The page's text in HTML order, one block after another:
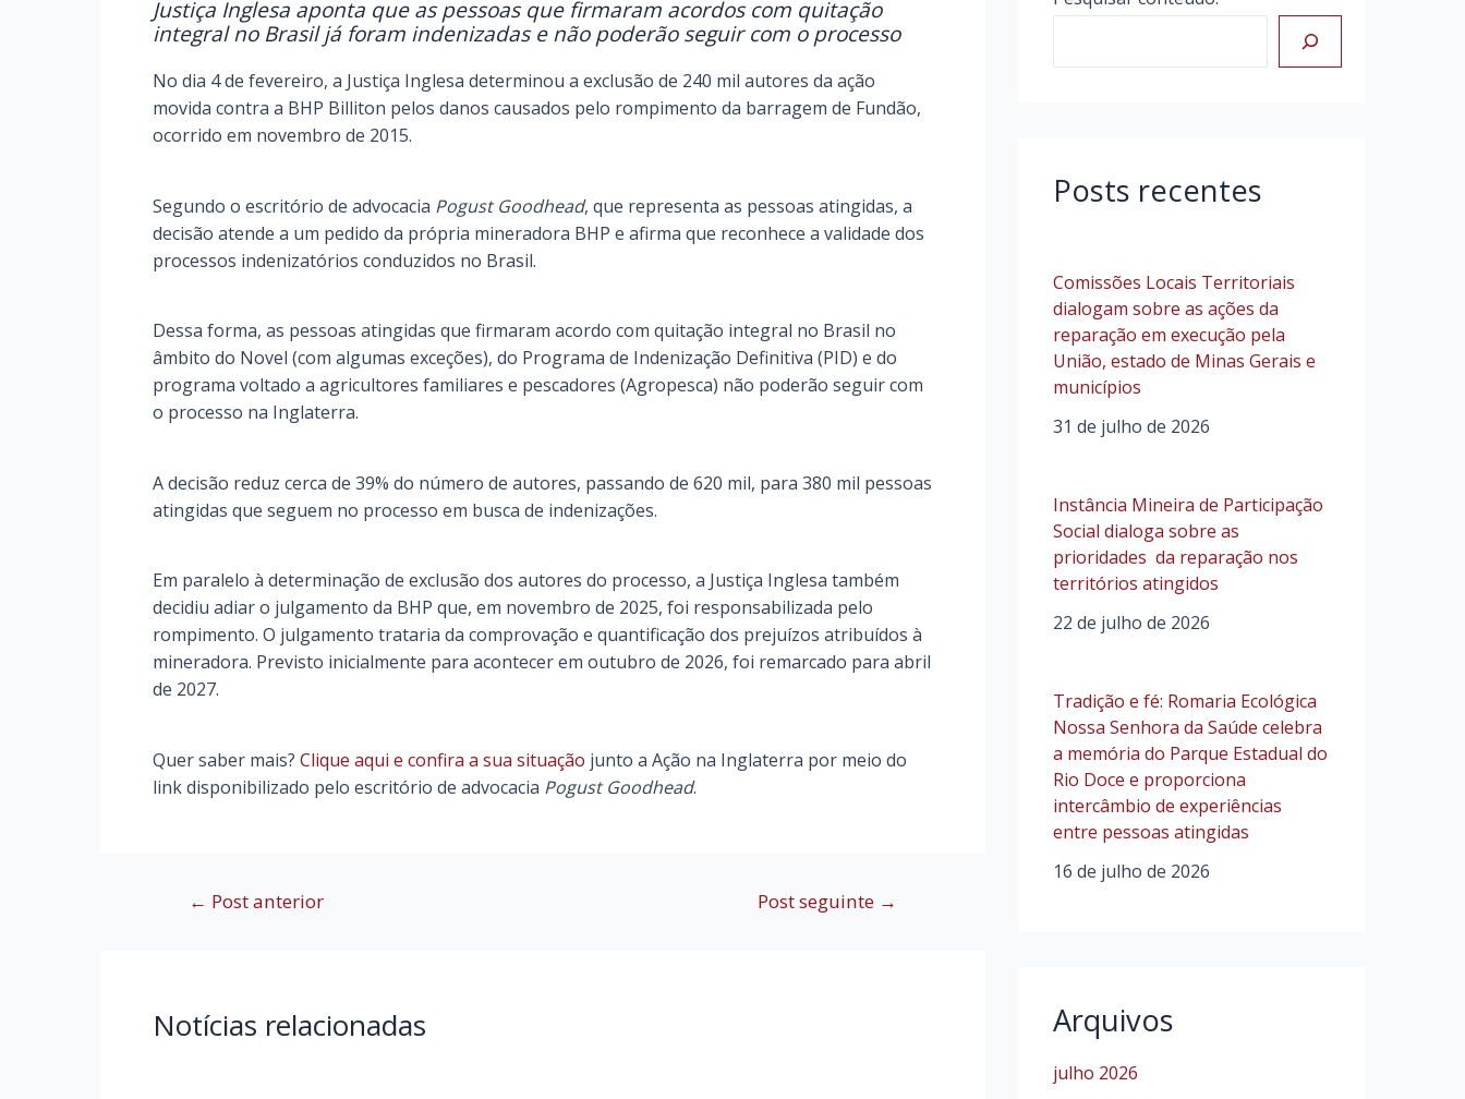
Justiça Inglesa aponta que as pessoas que firmaram acordos com quitação
integral no Brasil já foram indenizadas e não poderão seguir com o processo
No dia 4 de fevereiro, a Justiça Inglesa determinou a exclusão de 240 mil autores da ação
movida contra a BHP Billiton pelos danos causados pelo rompimento da barragem de Fundão,
ocorrido em novembro de 2015.
Segundo o escritório de advocacia Pogust Goodhead, que representa as pessoas atingidas, a
decisão atende a um pedido da própria mineradora BHP e afirma que reconhece a validade dos
processos indenizatórios conduzidos no Brasil.
Dessa forma, as pessoas atingidas que firmaram acordo com quitação integral no Brasil no
âmbito do Novel (com algumas exceções), do Programa de Indenização Definitiva (PID) e do
programa voltado a agricultores familiares e pescadores (Agropesca) não poderão seguir com
o processo na Inglaterra.
A decisão reduz cerca de 39% do número de autores, passando de 620 mil, para 380 mil pessoas
atingidas que seguem no processo em busca de indenizações.
Em paralelo à determinação de exclusão dos autores do processo, a Justiça Inglesa também
decidiu adiar o julgamento da BHP que, em novembro de 2025, foi responsabilizada pelo
rompimento. O julgamento trataria da comprovação e quantificação dos prejuízos atribuídos à
mineradora. Previsto inicialmente para acontecer em outubro de 2026, foi remarcado para abril
de 2027.
Quer saber mais? Clique aqui e confira a sua situação junto a Ação na Inglaterra por meio do
link disponibilizado pelo escritório de advocacia Pogust Goodhead.
Navegação
← Post anterior Post seguinte →
Notícias relacionadas
Posts recentes
Comissões Locais Territoriais
dialogam sobre as ações da
reparação em execução pela
União, estado de Minas Gerais e
municípios
31 de julho de 2026
Instância Mineira de Participação
Social dialoga sobre as
prioridades da reparação nos
territórios atingidos
22 de julho de 2026
Tradição e fé: Romaria Ecológica
Nossa Senhora da Saúde celebra
a memória do Parque Estadual do
Rio Doce e proporciona
intercâmbio de experiências
entre pessoas atingidas
16 de julho de 2026
Arquivos
julho 2026